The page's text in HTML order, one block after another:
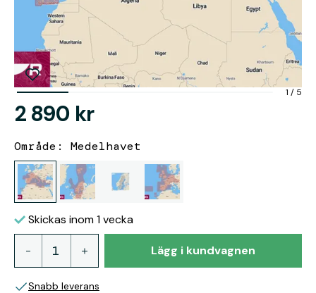
1 / 5
2 890 kr
Område: Medelhavet
Skickas inom 1 vecka
Lägg i kundvagnen
Snabb leverans